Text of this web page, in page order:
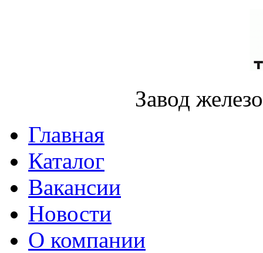
Завод
Главная
Каталог
Вакансии
Новости
О компании